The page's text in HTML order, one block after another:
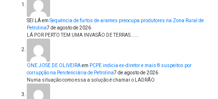
SEI LÁem Sequência de furtos de arames preocupa produtores na Zona Rural de
Petrolina7 de agosto de 2026
LÁ POR PERTO TEM UMA INVASÃO DE TERRAS......
ONE JOSE DE OLIVEIRAem PCPE indicia ex-diretor e mais 8 suspeitos por
corrupção na Penitenciária de Petrolina7 de agosto de 2026
Numa situação como essa a solução é chamar o LADRÃO